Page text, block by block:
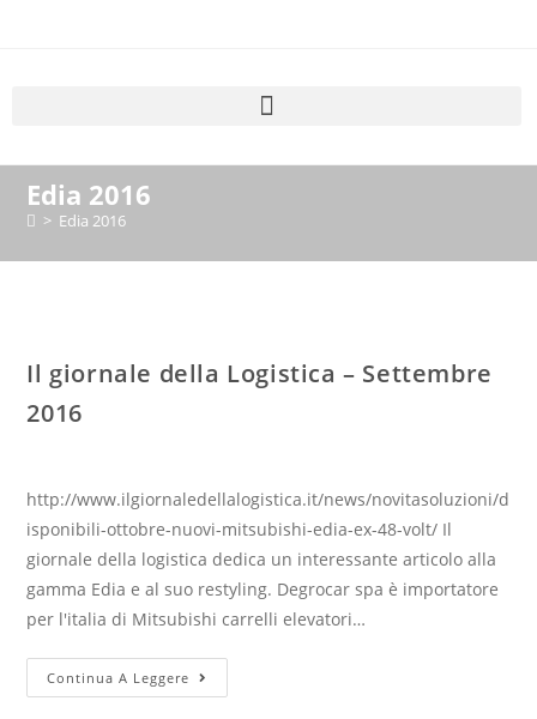
Edia 2016
> Edia 2016
Il giornale della Logistica – Settembre
2016
http://www.ilgiornaledellalogistica.it/news/novitasoluzioni/d
isponibili-ottobre-nuovi-mitsubishi-edia-ex-48-volt/ Il
giornale della logistica dedica un interessante articolo alla
gamma Edia e al suo restyling. Degrocar spa è importatore
per l'italia di Mitsubishi carrelli elevatori…
Continua A Leggere